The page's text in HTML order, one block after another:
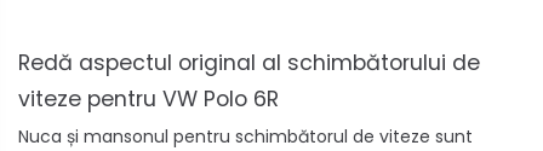
Redă aspectul original al schimbătorului de
viteze pentru VW Polo 6R
Nuca și mansonul pentru schimbătorul de viteze sunt